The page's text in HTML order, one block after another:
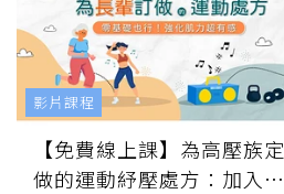
【免費線上課】為高壓族定
做的運動紓壓處方：加入行
影片課程